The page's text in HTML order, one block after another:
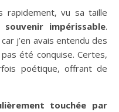
rapidement, vu sa taille
impérissable.
j’en avais entendu des
été conquise. Certes,
poétique, offrant de
touchée par